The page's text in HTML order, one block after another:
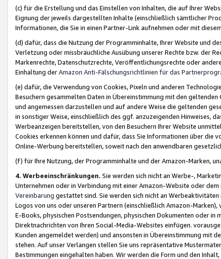
(c) für die Erstellung und das Einstellen von Inhalten, die auf Ihrer
Eignung der jeweils dargestellten Inhalte (einschließlich sämtlicher
Informationen, die Sie in einen Partner-Link aufnehmen oder mit
(d) dafür, dass die Nutzung der Programminhalte, Ihrer Website und
Verletzung oder missbräuchliche Ausübung unserer Rechte bzw. der
Markenrechte, Datenschutzrechte, Veröffentlichungsrechte oder
Einhaltung derAmazon Anti-Fälschungsrichtlinien für das
(e) dafür, die Verwendung von Cookies, Pixeln und anderen
Besuchern gesammelten Daten in Übereinstimmung mit den
und angemessen darzustellen und auf andere Weise die geltenden
in sonstiger Weise, einschließlich des ggf. anzuzeigenden Hinweises,
Werbeanzeigen bereitstellen, von den Besuchern Ihrer Website
Cookies erkennen können und dafür, dass Sie Informationen über die
Online-Werbung bereitstellen, soweit nach den anwendbaren
(f) für Ihre Nutzung, der Programminhalte und der Amazon-Marken,
4. Werbeeinschränkungen. Sie werden sich nicht an Werbe-,
Unternehmen oder in Verbindung mit einer Amazon-Website oder
Vereinbarung gestattet sind. Sie werden sich nicht an
Logos von uns oder unseren Partnern (einschließlich Amazon-
E-Books, physischen Postsendungen, physischen Dokumenten oder in
Direktnachrichten von Ihren Social-Media-Websites einfügen.
Kunden angemeldet werden) und ansonsten in Übereinstimmung mit
stehen. Auf unser Verlangen stellen Sie uns repräsentative
Bestimmungen eingehalten haben. Wir werden die Form und den